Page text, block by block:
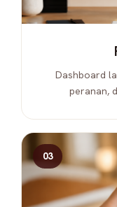
Dashboard
peranan,
03